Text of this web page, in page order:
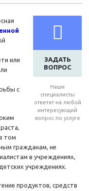
ЗАДАТЬ
ВОПРОС
Наши
специалисты
ответят на любой
интересующий
вопрос по услуге
или
с
том
гражданам, не
в учреждениях,
учреждениях.
продуктов, средств